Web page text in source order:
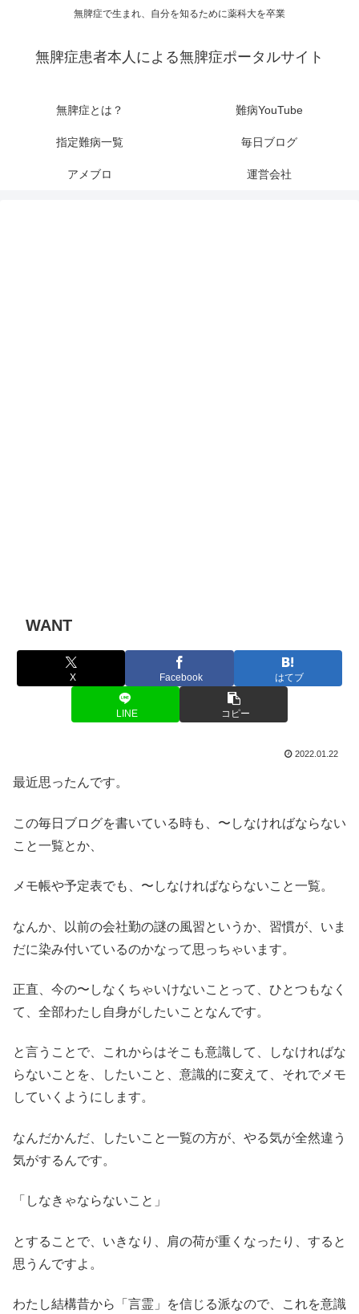
無脾症で生まれ、自分を知るために薬科大を卒業
無脾症患者本人による無脾症ポータルサイト
無脾症とは？ 難病YouTube
指定難病一覧 毎日ブログ
アメブロ 運営会社
WANT
X Facebook はてブ
LINE コピー
2022.01.22
最近思ったんです。
この毎日ブログを書いている時も、〜しなければならない
こと一覧とか、
メモ帳や予定表でも、〜しなければならないこと一覧。
なんか、以前の会社勤の謎の風習というか、習慣が、いま
だに染み付いているのかなって思っちゃいます。
正直、今の〜しなくちゃいけないことって、ひとつもなく
て、全部わたし自身がしたいことなんです。
と言うことで、これからはそこも意識して、しなければな
らないことを、したいこと、意識的に変えて、それでメモ
していくようにします。
なんだかんだ、したいこと一覧の方が、やる気が全然違う
気がするんです。
「しなきゃならないこと」
とすることで、いきなり、肩の荷が重くなったり、すると
思うんですよ。
わたし結構昔から「言霊」を信じる派なので、これを意識